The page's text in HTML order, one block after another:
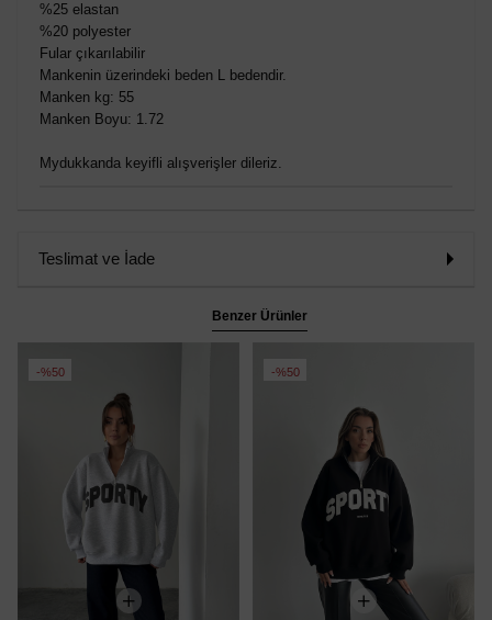
%25 elastan
%20 polyester
Fular çıkarılabilir
Mankenin üzerindeki beden L bedendir.
Manken kg: 55
Manken Boyu: 1.72
Mydukkanda keyifli alışverişler dileriz.
Teslimat ve İade
Benzer Ürünler
%50 %50